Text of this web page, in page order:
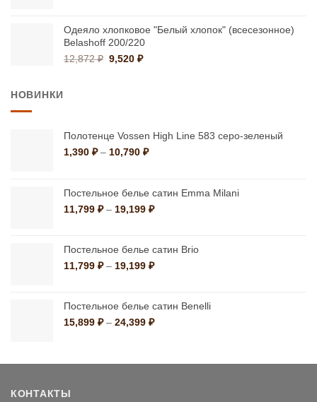
11,814 ₽.
Одеяло хлопковое "Белый хлопок" (всесезонное)
Belashoff 200/220
12,872₽ Первоначальная
9,520₽Текущая
НОВИНКИ
Полотенце Vossen High Line 583 серо-зеленый
1,390 ₽ – 10,790 ₽Диапазон
–
10,790 ₽
Постельное белье сатин Emma Milani
11,799 ₽ – 19,199 ₽Диапазон
–
19,199 ₽
Постельное белье сатин Brio
11,799 ₽ – 19,199 ₽Диапазон
–
19,199 ₽
Постельное белье сатин Benelli
15,899 ₽ – 24,399 ₽Диапазон
–
КОНТАКТЫ